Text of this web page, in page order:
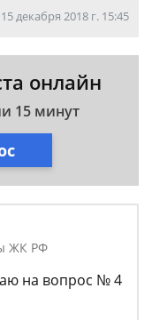
15 декабря 2018 г. 15:45
онлайн
15 минут
ЖК РФ
на вопрос № 4